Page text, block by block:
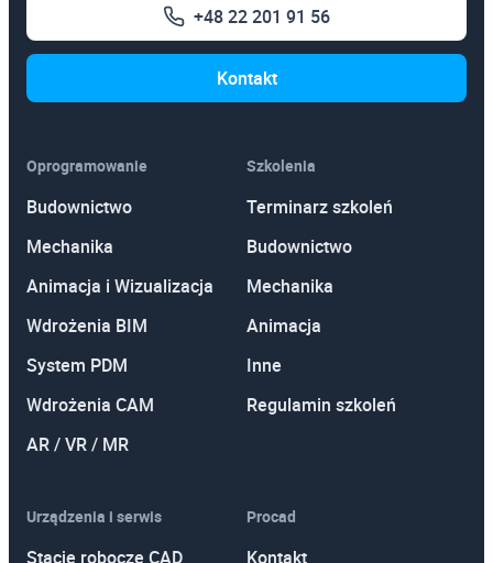
+48 22 201 91 56
Kontakt
Oprogramowanie
Budownictwo
Mechanika
Animacja i Wizualizacja
Wdrożenia BIM
System PDM
Wdrożenia CAM
AR / VR / MR
Szkolenia
Terminarz szkoleń
Budownictwo
Mechanika
Animacja
Inne
Regulamin szkoleń
Urządzenia i serwis
Stacje robocze CAD
Procad
Kontakt